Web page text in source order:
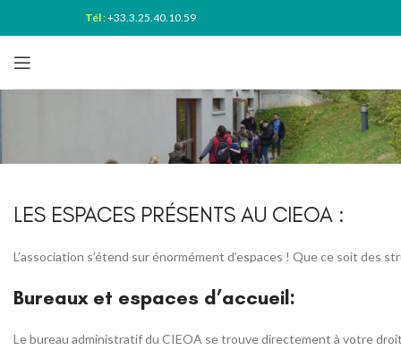
Tél:+33.3.25.40.10.59
LES ESPACES PRÉSENTS AU CIEOA :
L’association s’étend sur énormément d’espaces ! Que ce soit
Bureaux et espaces d’accueil:
Le bureau administratif du CIEOA se trouve directement à votre